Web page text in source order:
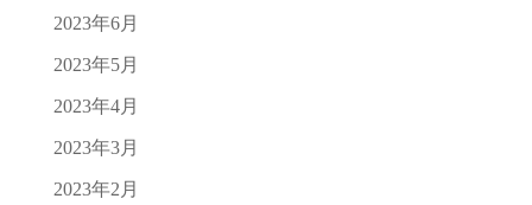
2023年6月
2023年5月
2023年4月
2023年3月
2023年2月